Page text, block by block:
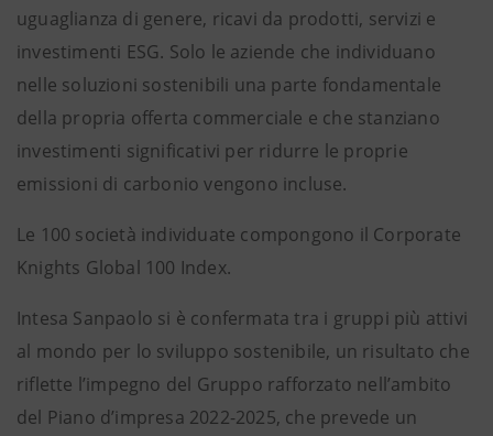
uguaglianza di genere, ricavi da prodotti, servizi e
investimenti ESG. Solo le aziende che individuano
nelle soluzioni sostenibili una parte fondamentale
della propria offerta commerciale e che stanziano
investimenti significativi per ridurre le proprie
emissioni di carbonio vengono incluse.
Le 100 società individuate compongono il Corporate
Knights Global 100 Index.
Intesa Sanpaolo si è confermata tra i gruppi più attivi
al mondo per lo sviluppo sostenibile, un risultato che
riflette l’impegno del Gruppo rafforzato nell’ambito
del Piano d’impresa 2022-2025, che prevede un